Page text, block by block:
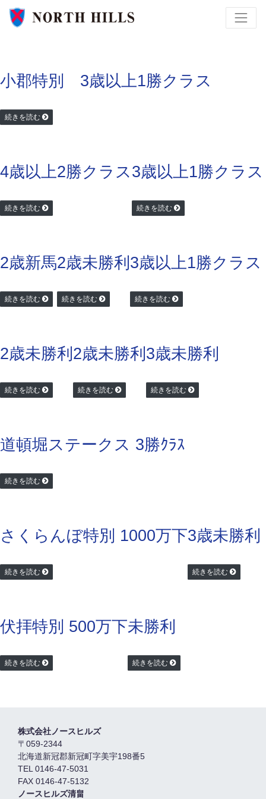
小郡特別 3歳以上1勝クラス
続きを読む
4歳以上2勝クラス
続きを読む
3歳以上1勝クラス
続きを読む
2歳新馬
続きを読む
2歳未勝利
続きを読む
3歳以上1勝クラス
続きを読む
2歳未勝利
続きを読む
2歳未勝利
続きを読む
3歳未勝利
続きを読む
道頓堀ステークス 3勝ｸﾗｽ
続きを読む
さくらんぼ特別 1000万下
続きを読む
3歳未勝利
続きを読む
伏拝特別 500万下
続きを読む
未勝利
続きを読む
株式会社ノースヒルズ
〒059-2344
北海道新冠郡新冠町字美宇198番5
TEL 0146-47-5031
FAX 0146-47-5132
ノースヒルズ清畠